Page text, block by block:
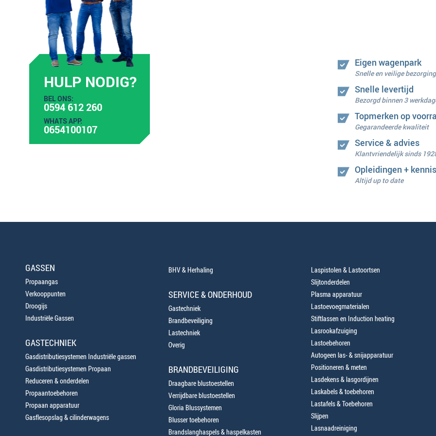
HULP NODIG?
BEL ONS:
0594 612 260
WHATS APP:
0654100107
Eigen wagenpark
Snelle en veilige bezorging
Snelle levertijd
Bezorgd binnen 3
Topmerken op
Gegarandeerde kwaliteit
Service & advies
Klantvriendelijk sinds
Opleidingen + kennis
Altijd up to date
GASSEN
Propaangas
Verkooppunten
Droogijs
Industriële Gassen
GASTECHNIEK
Gasdistributiesystemen Industriële gassen
Gasdistributiesystemen Propaan
Reduceren & onderdelen
Propaantoebehoren
Propaan apparatuur
Gasflesopslag & cilinderwagens
BHV & Herhaling
SERVICE & ONDERHOUD
Gastechniek
Brandbeveiliging
Lastechniek
Overig
BRANDBEVEILIGING
Draagbare blustoestellen
Verrijdbare blustoestellen
Gloria Blussystemen
Blusser toebehoren
Brandslanghaspels & haspelkasten
Laspistolen & Lastoortsen
Slijtonderdelen
Plasma apparatuur
Lastoevoegmaterialen
Stiftlassen en Induction heating
Lasrookafzuiging
Lastoebehoren
Autogeen las- & snijapparatuur
Positioneren & meten
Lasdekens & lasgordijnen
Laskabels & toebehoren
Lastafels & Toebehoren
Slijpen
Lasnaadreiniging